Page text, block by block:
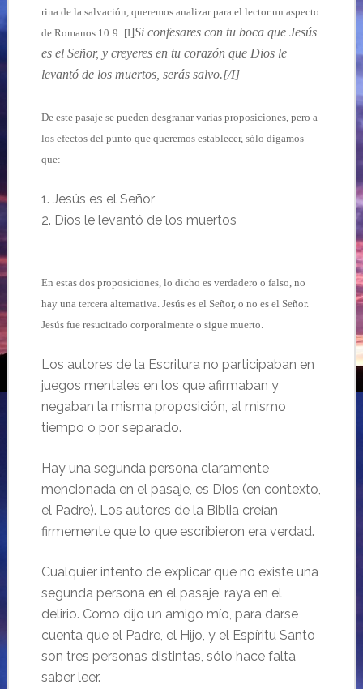
rina de la salvación, queremos analizar para el lector un aspecto
de Romanos 10:9: [I]Siconfesares con tu boca que Jesús
es el Señor, y creyeres en tu corazón que Dios le
levantó de los muertos, serás salvo.[/I]
De este pasaje se pueden desgranar varias proposiciones, pero a
los efectos del punto que queremos establecer, sólo digamos
que:
1. Jesús es el Señor
2. Dios le levantó de los muertos
En estas dos proposiciones, lo dicho es verdadero o falso, no
hay una tercera alternativa. Jesús es el Señor, o no es el Señor.
Jesús fue resucitado corporalmente o sigue muerto.
Los autores de la Escritura no participaban en
juegos mentales en los que afirmaban y
negaban la misma proposición, al mismo
tiempo o por separado.
Hay una segunda persona claramente
mencionada en el pasaje, es Dios (en contexto,
el Padre). Los autores de la Biblia creían
firmemente que lo que escribieron era verdad.
Cualquier intento de explicar que no existe una
segunda persona en el pasaje, raya en el
delirio. Como dijo un amigo mío, para darse
cuenta que el Padre, el Hijo, y el Espíritu Santo
son tres personas distintas, sólo hace falta
saber leer.